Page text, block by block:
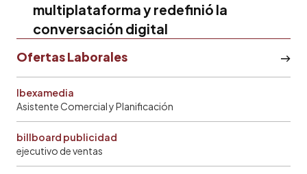
multiplataforma y redefinió la
conversación digital
Ofertas Laborales
Ibexamedia
Asistente Comercial y Planificación
billboard publicidad
ejecutivo de ventas